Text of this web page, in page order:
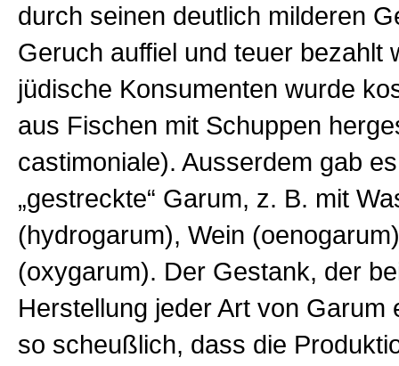
durch seinen deutlich milderen
Geruch auffiel und teuer bezahlt
jüdische Konsumenten wurde
aus Fischen mit Schuppen
castimoniale). Ausserdem gab
„gestreckte“ Garum, z. B. mit
(hydrogarum), Wein
(oxygarum). Der Gestank, der
Herstellung jeder Art von Garum
so scheußlich, dass die